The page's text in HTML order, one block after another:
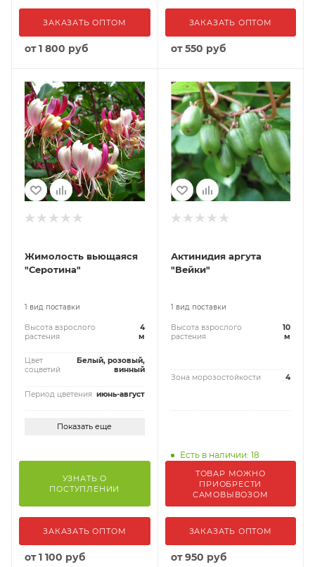
ЗАКАЗАТЬ ОПТОМ
от1 800 руб
ЗАКАЗАТЬ ОПТОМ
от550 руб
Жимолость вьющаяся
"Серотина"
1 вид поставки
Высота взрослого
растения
4
м
Цвет
соцветий
Белый, розовый,
винный
Период цветения июнь-август
Показать еще
УЗНАТЬ О
ПОСТУПЛЕНИИ
ЗАКАЗАТЬ ОПТОМ
от1 100 руб
Актинидия аргута
"Вейки"
1 вид поставки
Высота взрослого
растения
10
м
Зона морозостойкости 4
Есть в наличии: 18
ТОВАР МОЖНО
ПРИОБРЕСТИ
САМОВЫВОЗОМ
ЗАКАЗАТЬ ОПТОМ
от950 руб